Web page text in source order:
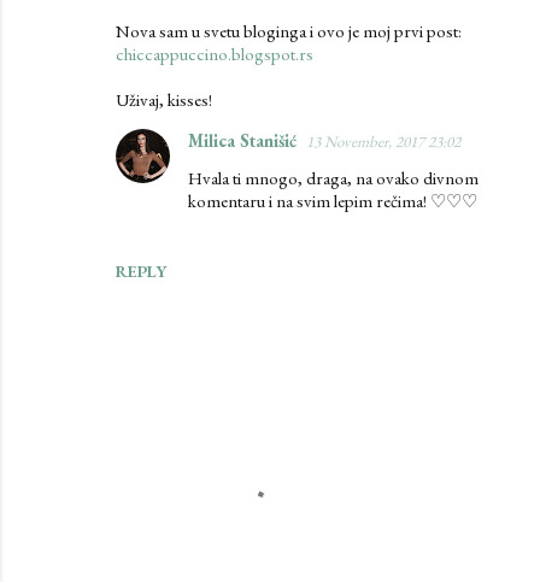
Nova sam u svetu bloginga i ovo je moj prvi post:
chiccappuccino.blogspot.rs
Uživaj, kisses!
REPLY
Milica Stanišić 13 November, 2017 23:02
Hvala ti mnogo, draga, na ovako divnom
komentaru i na svim lepim rečima! ♡♡♡